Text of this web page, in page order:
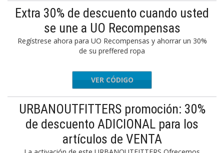
Extra 30% de descuento cuando usted
se une a UO Recompensas
Regístrese ahora para UO Recompensas y ahorrar un 30%
de su preffered ropa
EONSALE
VER CÓDIGO
URBANOUTFITTERS promoción: 30%
de descuento ADICIONAL para los
artículos de VENTA